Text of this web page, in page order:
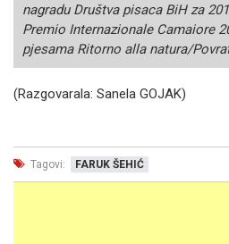
nagradu Društva pisaca BiH za
Premio Internazionale Camaiore
pjesama Ritorno alla natura/
(Razgovarala: Sanela GOJAK)
Tagovi: FARUK ŠEHIĆ